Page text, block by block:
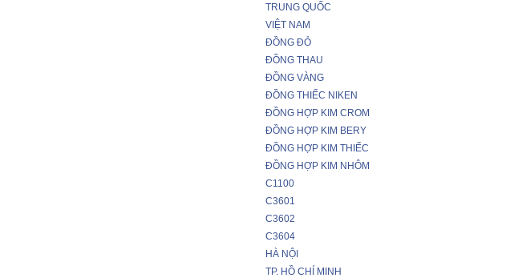
TRUNG QUỐC
VIỆT NAM
ĐỒNG ĐỎ
ĐỒNG THAU
ĐỒNG VÀNG
ĐỒNG THIẾC NIKEN
ĐỒNG HỢP KIM CROM
ĐỒNG HỢP KIM BERY
ĐỒNG HỢP KIM THIẾC
ĐỒNG HỢP KIM NHÔM
C1100
C3601
C3602
C3604
HÀ NỘI
TP. HỒ CHÍ MINH